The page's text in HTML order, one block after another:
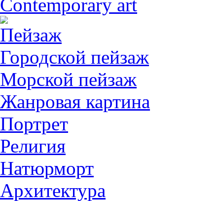
Contemporary art
Пейзаж
Городской пейзаж
Морской пейзаж
Жанровая картина
Портрет
Религия
Натюрморт
Архитектура